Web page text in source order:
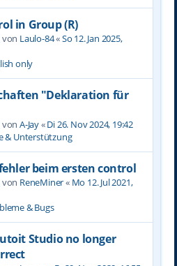
in Group (R)
von Laulo-84«So 12. Jan 2025,
only
"Deklaration für
von A-Jay«Di 26. Nov 2024, 19:42
& Unterstützung
beim ersten control
von ReneMiner« Mo 12. Jul 2021,
& Bugs
Studio no longer